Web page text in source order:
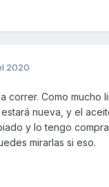
2020
correr. Como mucho
nueva, y el
y lo tengo
mirarlas si eso.